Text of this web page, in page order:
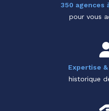
350 agences
pour vous
Expertise
historique